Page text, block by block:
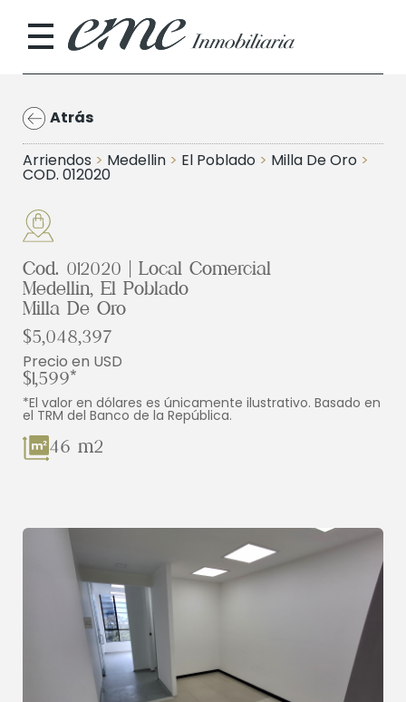
Atrás
Arriendos > Medellin > El Poblado > Milla De Oro >
COD. 012020
Cod. 012020 | Local Comercial
Medellin, El Poblado
Milla De Oro
$5,048,397
Precio en USD
$1,599*
*El valor en dólares es únicamente ilustrativo. Basado en
el TRM del Banco de la República.
46 m2